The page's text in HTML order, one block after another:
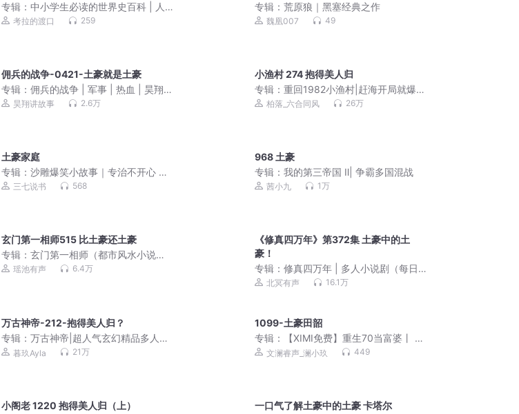
专辑：中小学生必读的世界史百科 | 人
文素养 | 大语文 | 奇妙的世界史 | 秒懂世
考拉的渡口 259
专辑：荒原狼｜黑塞经典之作
魏凰007 49
佣兵的战争-0421-土豪就是土豪
专辑：佣兵的战争 | 军事 | 热血 | 昊翔演
播 | 精品多人剧
昊翔讲故事 2.6万
小渔村 274 抱得美人归
专辑：重回1982小渔村|赶海开局就爆
网|日常&重生爽文|起点TP10|多人有声
柏落_六合同风 26万
土豪家庭
专辑：沙雕爆笑小故事｜专治不开心 越
听越上头
三七说书 568
968 土豪
专辑：我的第三帝国 Ⅱ| 争霸多国混战
茜小九 1万
玄门第一相师515 比土豪还土豪
专辑：玄门第一相师（都市风水小说
剧）瑶池有声 6.4万
《修真四万年》第372集 土豪中的土
豪！
专辑：修真四万年 | 多人小说剧（每日
十集爆更中）
北冥有声 16.1万
万古神帝-212-抱得美人归？
专辑：万古神帝|超人气玄幻精品多人剧
（三撇一捺出品）
暮玖Ayla 21万
1099-土豪田韶
专辑：
【XIMI免费】重生70当富婆丨 炮
灰逆袭爽炸天
文澜睿声_澜小玖 449
小阁老 1220 抱得美人归（上）
一口气了解土豪中的土豪 卡塔尔